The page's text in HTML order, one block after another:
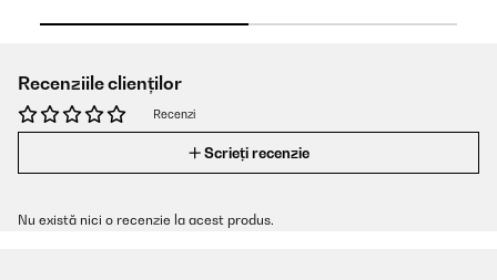
Recenziile clienților
Recenzi
Scrieți recenzie
Nu există nici o recenzie la acest produs.